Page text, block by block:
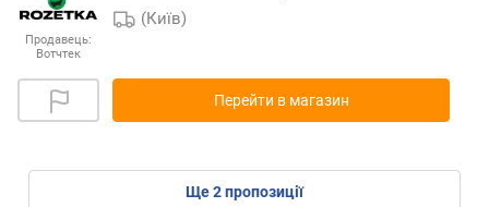
Продавець:
Вотчтек
(Київ)
Перейти в магазин
ще2пропозиції